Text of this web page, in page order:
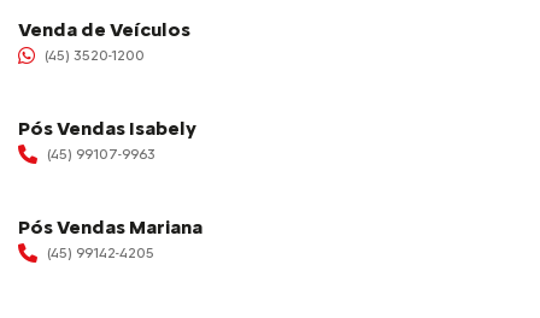
Venda de Veículos
(45) 3520-1200
Pós Vendas Isabely
(45) 99107-9963
Pós Vendas Mariana
(45) 99142-4205